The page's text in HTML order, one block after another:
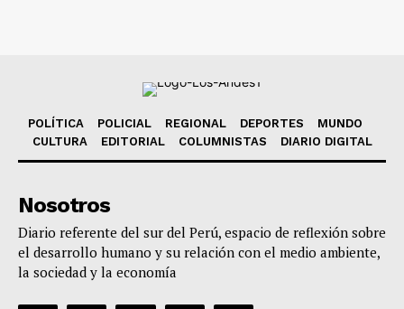
POLÍTICA POLICIAL REGIONAL DEPORTES
MUNDO
CULTURA
EDITORIAL COLUMNISTAS DIARIO DIGITAL
Nosotros
Diario referente del sur del Perú, espacio de reflexión sobre
el desarrollo humano y su relación con el medio ambiente,
la sociedad y la economía